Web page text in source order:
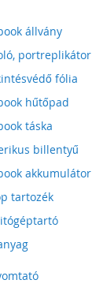
állvány
portreplikátor
fólia
hűtőpad
táska
billentyű
akkumulátor
tartozék